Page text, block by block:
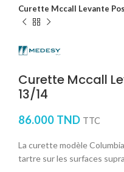
Curette Mccall Levante
Curette Mccall
13/14
86.000 TND TTC
La curette modèle
tartre sur les surfaces